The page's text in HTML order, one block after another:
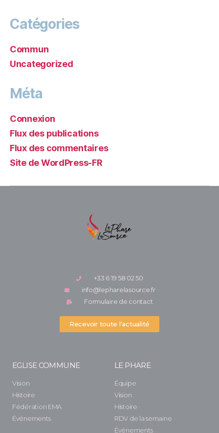
Catégories
Commun
Uncategorized
Méta
Connexion
Flux des publications
Flux des commentaires
Site de WordPress-FR
+33 6 19 58 02 50
info@lepharelasource.fr
Formulaire de contact
Recevoir toute l'actualité
EGLISE COMMUNE
Vision
Histoire
Fédération EMA
Événements
LE PHARE
Équipe
Vision
Histoire
RDV de la semaine
Événements